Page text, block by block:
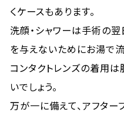
くケースもあります。
洗顔・シャワーは手術の
を与えないためにお湯で流
コンタクトレンズの着用
いでしょう。
万が一に備えて、アフター